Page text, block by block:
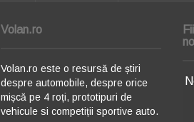
Volan.ro
Volan.ro este o resursă de știri
despre automobile, despre orice
mișcă pe 4 roți, prototipuri de
vehicule si competiții sportive auto.